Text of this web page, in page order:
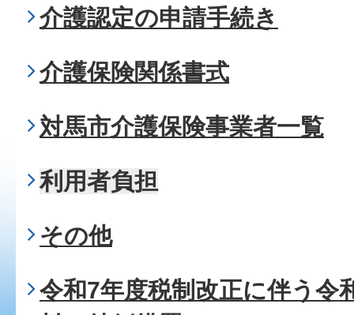
介護認定の申請手続き
介護保険関係書式
対馬市介護保険事業者一覧
利用者負担
その他
令和7年度税制改正に伴う令